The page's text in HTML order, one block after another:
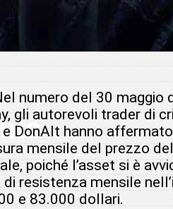
numero del 30 maggio
gli autorevoli trader di
e DonAlt hanno
mensile del prezzo
poiché l’asset si è
di resistenza mensile
e 83.000 dollari.